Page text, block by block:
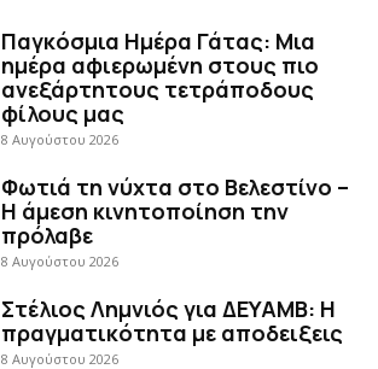
Παγκόσμια Ημέρα Γάτας: Μια
ημέρα αφιερωμένη στους πιο
ανεξάρτητους τετράποδους
φίλους μας
8 Αυγούστου 2026
Φωτιά τη νύχτα στο Βελεστίνο –
Η άμεση κινητοποίηση την
πρόλαβε
8 Αυγούστου 2026
Στέλιος Λημνιός για ΔΕΥΑΜΒ: Η
πραγματικότητα με αποδειξεις
8 Αυγούστου 2026